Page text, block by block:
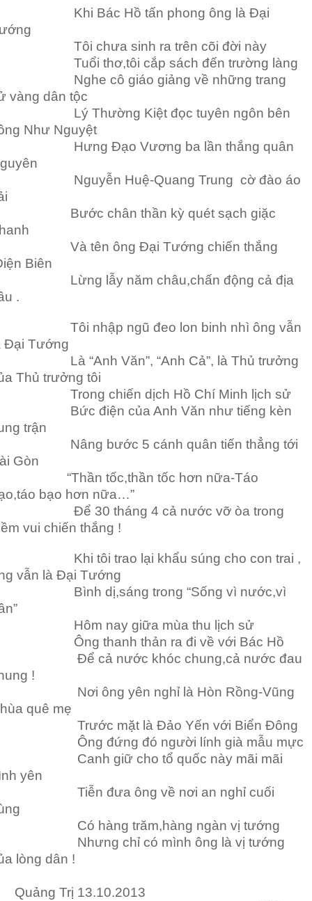
Khi Bác Hồ tấn phong ông là Đại
chưa sinh ra trên cõi đời này
thơ,tôi cắp sách đến trường làng
cô giáo giảng về những trang
vàng dân tộc
Thường Kiệt đọc tuyên ngôn bên
Như Nguyệt
Đạo Vương ba lần thắng quân
Huệ-Quang Trung cờ đào áo
chân thần kỳ quét sạch giặc
tên ông Đại Tướng chiến thắng
Biên
lẫy năm châu,chấn động cả địa
.
nhập ngũ đeo lon binh nhì ông vẫn
Đại Tướng
“Anh Văn”, “Anh Cả”, là Thủ trưởng
Thủ trưởng tôi
chiến dịch Hồ Chí Minh lịch sử
điện của Anh Văn như tiếng kèn
trận
bước 5 cánh quân tiến thẳng tới
Gòn
tốc,thần tốc hơn nữa-Táo
bạo hơn nữa…”
30 tháng 4 cả nước vỡ òa trong
vui chiến thắng !
tôi trao lại khẩu súng cho con trai ,
vẫn là Đại Tướng
dị,sáng trong “Sống vì nước,vì
nay giữa mùa thu lịch sử
thanh thản ra đi về với Bác Hồ
cả nước khóc chung,cả nước đau
!
ông yên nghỉ là Hòn Rồng-Vũng
quê mẹ
mặt là Đảo Yến với Biển Đông
đứng đó người lính già mẫu mực
giữ cho tổ quốc này mãi mãi
yên
đưa ông về nơi an nghỉ cuối
hàng trăm,hàng ngàn vị tướng
chỉ có mình ông là vị tướng
lòng dân !
Trị 13.10.2013